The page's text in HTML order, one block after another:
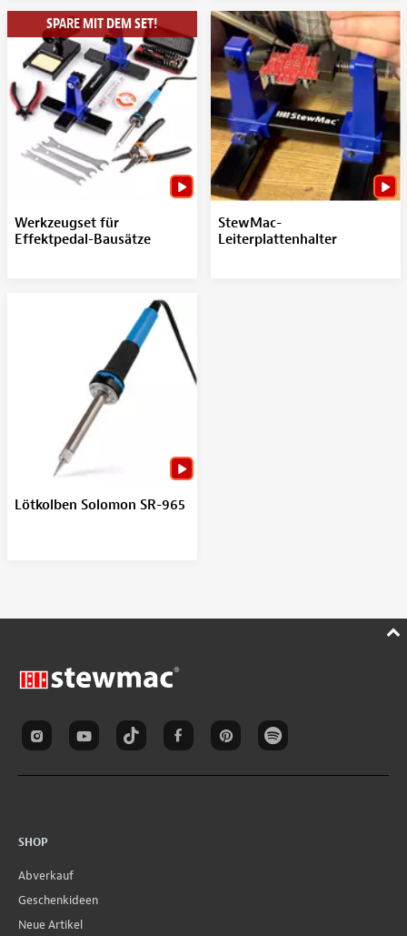
SPARE MIT DEM SET!
Werkzeugset für
Effektpedal-Bausätze
StewMac-
Leiterplattenhalter
Lötkolben Solomon SR-965
SHOP
Abverkauf
Geschenkideen
Neue Artikel